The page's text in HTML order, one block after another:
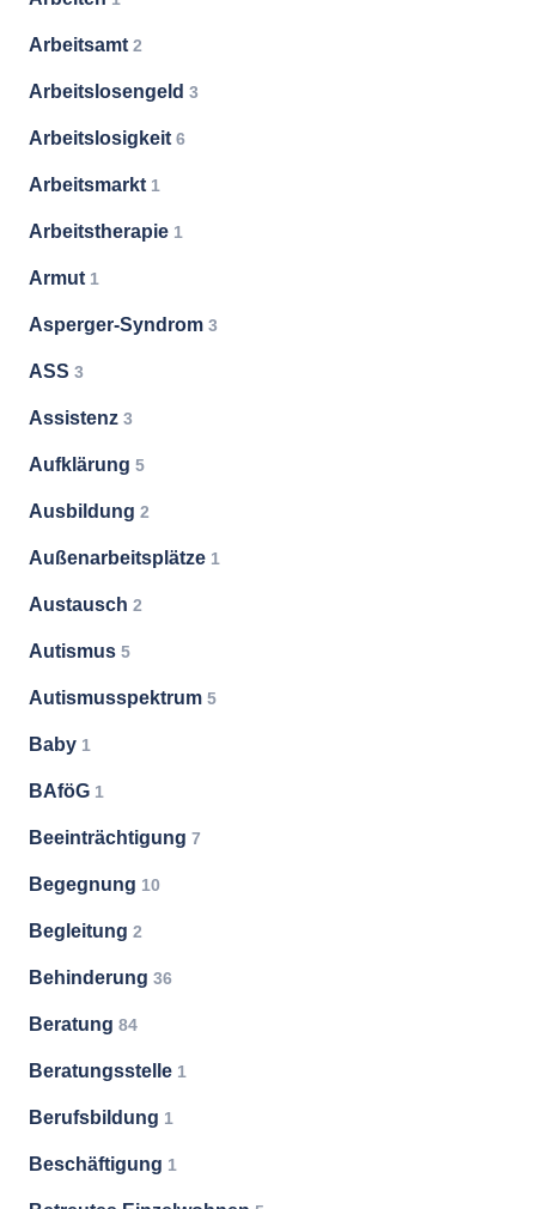
Arbeitsamt 2
Arbeitslosengeld 3
Arbeitslosigkeit 6
Arbeitsmarkt 1
Arbeitstherapie 1
Armut 1
Asperger-Syndrom 3
ASS 3
Assistenz 3
Aufklärung 5
Ausbildung 2
Außenarbeitsplätze 1
Austausch 2
Autismus 5
Autismusspektrum 5
Baby 1
BAföG 1
Beeinträchtigung 7
Begegnung 10
Begleitung 2
Behinderung 36
Beratung 84
Beratungsstelle 1
Berufsbildung 1
Beschäftigung 1